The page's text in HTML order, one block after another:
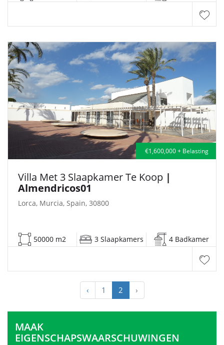
€1,600,000 + Belasting
Villa Met 3 Slaapkamer Te Koop |
Almendricos01
Lorca, Murcia, Spain, 30800
50000 m2 3 Slaapkamers 4 Badkamer
‹ 1 2 ›
MAAK
EIGENSCHAPSWAARSCHUWINGEN